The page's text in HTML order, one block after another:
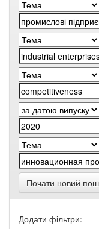
Почати новий
Додати фільтри: